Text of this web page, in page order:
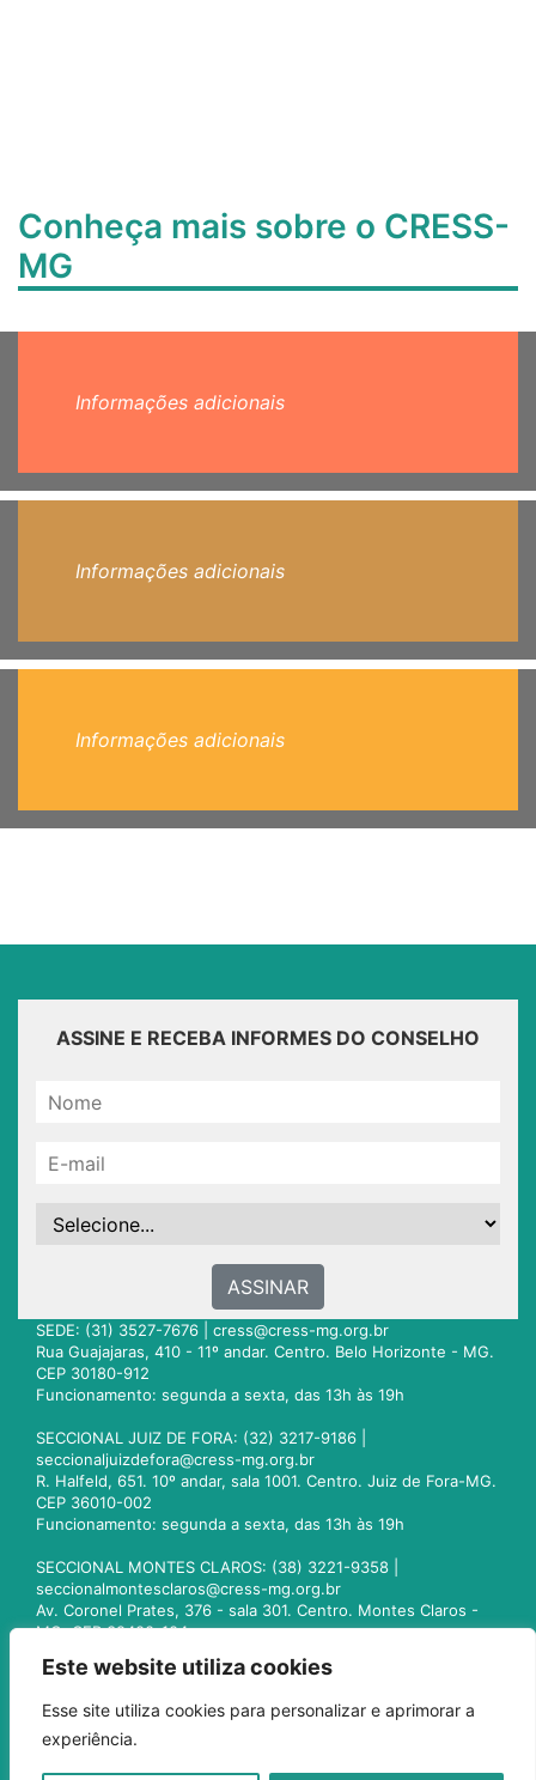
Este website utiliza cookies
Esse site utiliza cookies para personalizar e aprimorar a
experiência.
Conheça mais sobre o CRESS-
MG
Informações adicionais
Informações adicionais
Informações adicionais
ASSINE E RECEBA INFORMES DO CONSELHO
ASSINAR
SEDE: (31) 3527-7676 | cress@cress-mg.org.br
Rua Guajajaras, 410 - 11º andar. Centro. Belo Horizonte - MG.
CEP 30180-912
Funcionamento: segunda a sexta, das 13h às 19h
SECCIONAL JUIZ DE FORA: (32) 3217-9186 |
seccionaljuizdefora@cress-mg.org.br
R. Halfeld, 651. 10º andar, sala 1001. Centro. Juiz de Fora-MG.
CEP 36010-002
Funcionamento: segunda a sexta, das 13h às 19h
SECCIONAL MONTES CLAROS: (38) 3221-9358 |
seccionalmontesclaros@cress-mg.org.br
Av. Coronel Prates, 376 - sala 301. Centro. Montes Claros -
MG. CEP 39400-104
seccionaluberlandia@cress-mg.org.br
Av. Afonso Pena, 547 - sala 101. Uberlândia - MG. CEP